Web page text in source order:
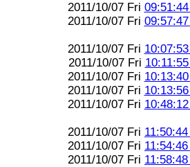
2011/10/07 Fri 09:51:44
2011/10/07 Fri 09:57:47
2011/10/07 Fri 10:07:53
2011/10/07 Fri 10:11:55
2011/10/07 Fri 10:13:40
2011/10/07 Fri 10:13:56
2011/10/07 Fri 10:48:12
2011/10/07 Fri 11:50:44
2011/10/07 Fri 11:54:46
2011/10/07 Fri 11:58:48